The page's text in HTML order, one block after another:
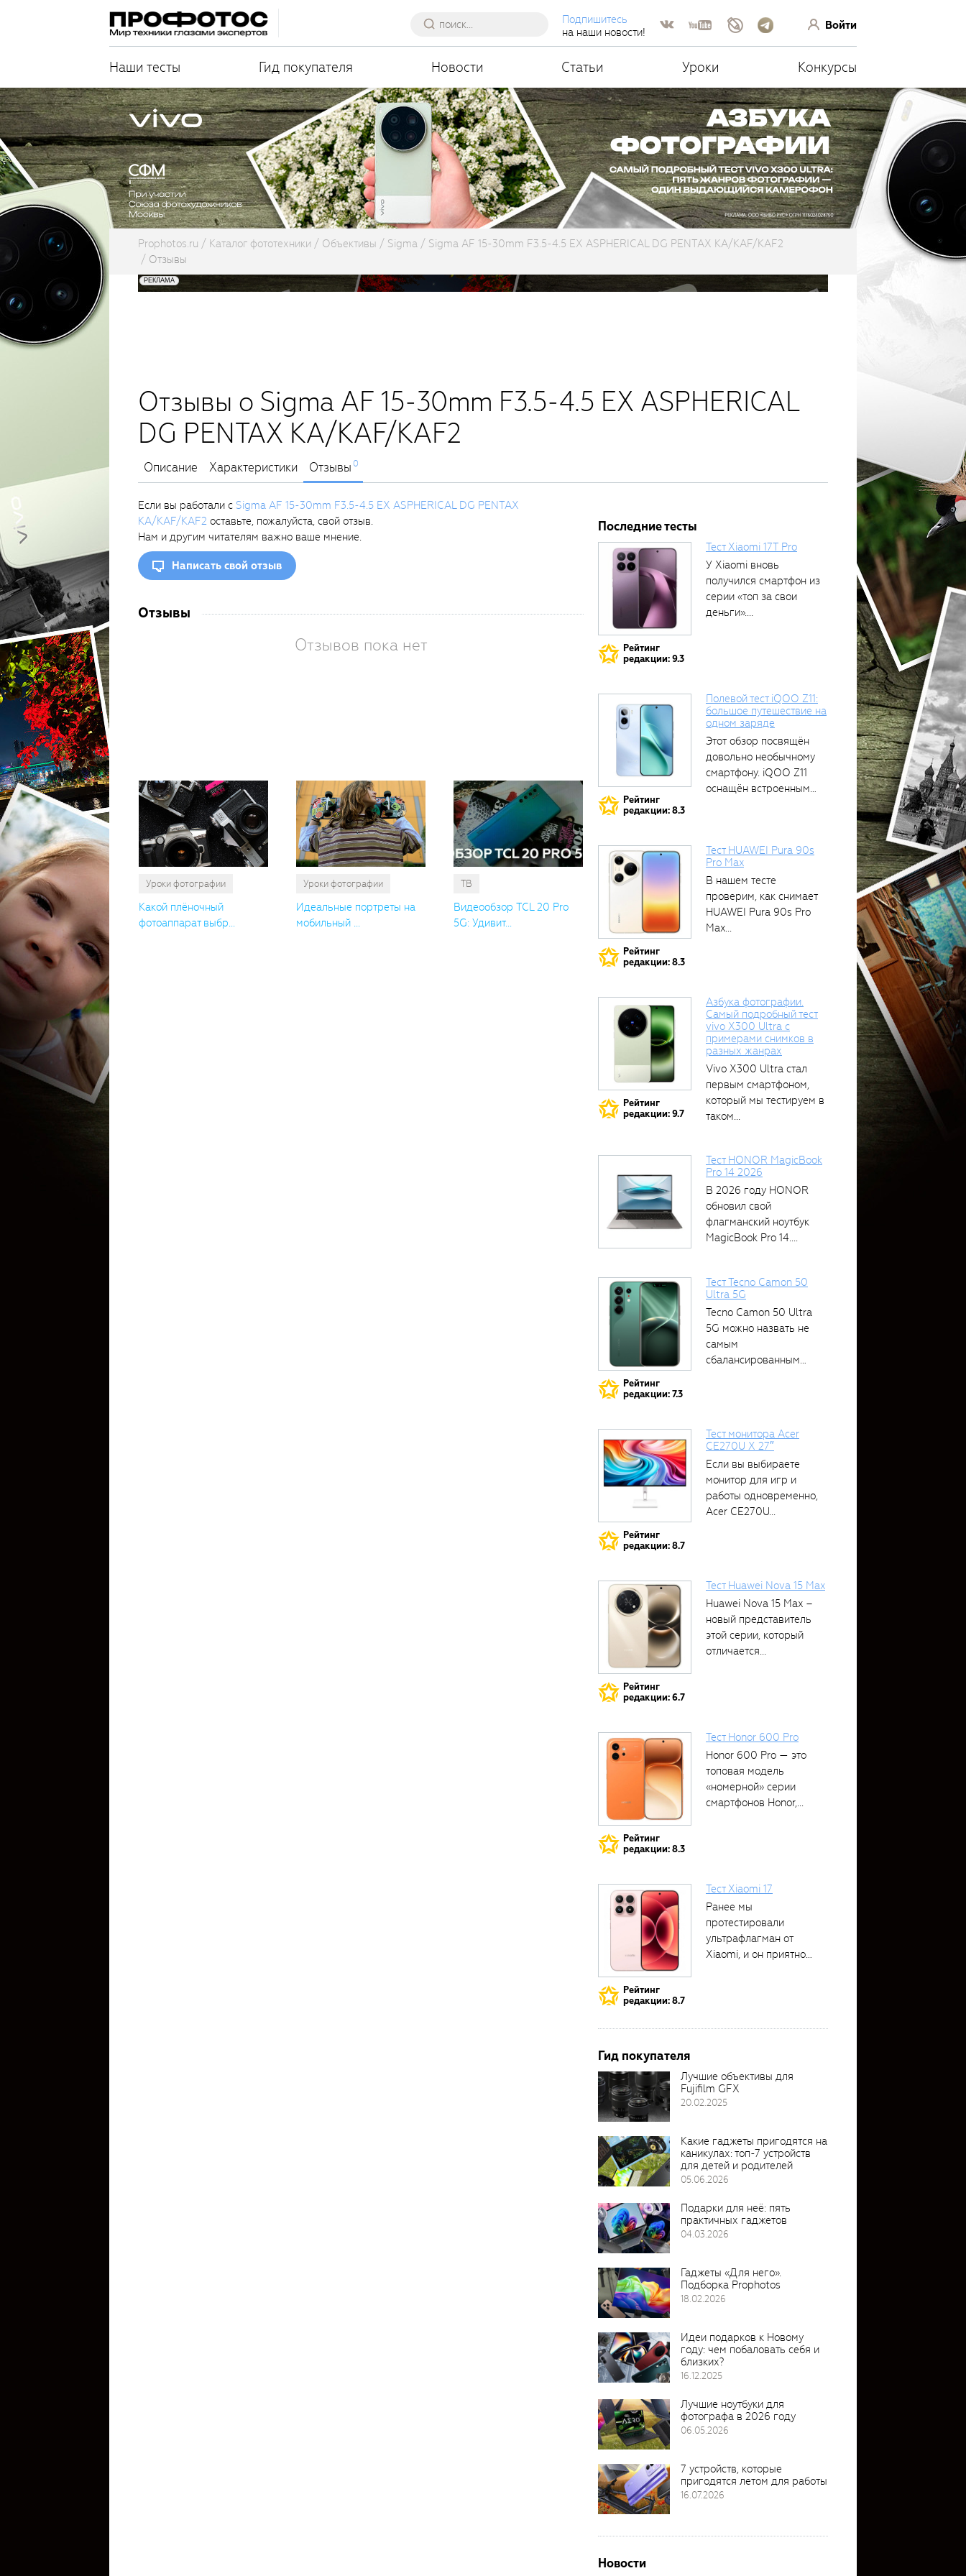
Подпишитесь
на наши новости!
Войти
Наши тесты Гид покупателя Новости Статьи Уроки Конкурсы
Prophotos.ru Каталог фототехники Объективы Sigma
Sigma AF 15-30mm F3.5-4.5 EX ASPHERICAL DG PENTAX KA/KAF/KAF2
Отзывы
Отзывы о Sigma AF 15-30mm F3.5-4.5 EX ASPHERICAL
DG PENTAX KA/KAF/KAF2
Описание Характеристики Отзывы0
Если вы работали с Sigma AF 15-30mm F3.5-4.5 EX ASPHERICAL DG PENTAX
KA/KAF/KAF2 оставьте, пожалуйста, свой отзыв.
Нам и другим читателям важно ваше мнение.
Написать свой отзыв
Отзывы
Отзывов пока нет
также
понравится
Уроки фотографии
Какой плёночный
фотоаппарат выбр...
Уроки фотографии
Идеальные портреты на
мобильный ...
ТВ
Видеообзор TCL 20 Pro
5G: Удивит...
Последние тесты
Рейтинг
редакции: 9.3
Тест Xiaomi 17T Pro
У Xiaomi вновь
получился смартфон из
серии «топ за свои
деньги»....
Рейтинг
редакции: 8.3
Полевой тест iQOO Z11:
большое путешествие на
одном заряде
Этот обзор посвящён
довольно необычному
смартфону. iQOO Z11
оснащён встроенным
Рейтинг
редакции: 8.3
Тест HUAWEI Pura 90s
Pro Max
В нашем тесте
проверим, как снимает
HUAWEI Pura 90s Pro
Max...
Рейтинг
редакции: 9.7
Азбука фотографии.
Самый подробный тест
vivo X300 Ultra с
примерами снимков в
разных жанрах
Vivo X300 Ultra стал
первым смартфоном,
который мы тестируем в
таком...
Тест HONOR MagicBook
Pro 14 2026
В 2026 году HONOR
обновил свой
флагманский ноутбук
MagicBook Pro 14....
Рейтинг
редакции: 7.3
Тест Tecno Camon 50
Ultra 5G
Tecno Camon 50 Ultra
5G можно назвать не
самым
сбалансированным
Рейтинг
редакции: 8.7
Тест монитора Acer
CE270U X 27″
Если вы выбираете
монитор для игр и
работы одновременно,
Acer CE270U...
Рейтинг
редакции: 6.7
Тест Huawei Nova 15 Max
Huawei Nova 15 Max –
новый представитель
этой серии, который
отличается...
Рейтинг
редакции: 8.3
Тест Honor 600 Pro
Honor 600 Pro — это
топовая модель
«номерной» серии
смартфонов Honor,...
Рейтинг
редакции: 8.7
Тест Xiaomi 17
Ранее мы
протестировали
ультрафлагман от
Xiaomi, и он приятно
Гид покупателя
Лучшие объективы для
Fujifilm GFX
20.02.2025
Какие гаджеты пригодятся на
каникулах: топ-7 устройств
для детей и родителей
05.06.2026
Подарки для неё: пять
практичных гаджетов
04.03.2026
Гаджеты «Для него».
Подборка Prophotos
18.02.2026
Идеи подарков к Новому
году: чем побаловать себя и
близких?
16.12.2025
Лучшие ноутбуки для
фотографа в 2026 году
06.05.2026
7 устройств, которые
пригодятся летом для работы
16.07.2026
Новости